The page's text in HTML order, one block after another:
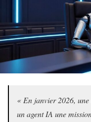
« En janvier 2026,
un agent IA une